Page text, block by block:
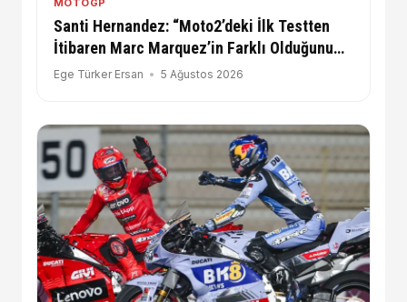
MOTOGP
Santi Hernandez: “Moto2’deki İlk Testten
İtibaren Marc Marquez’in Farklı Olduğunu
Anlamıştım!”
Ege Türker Ersan 5 Ağustos 2026